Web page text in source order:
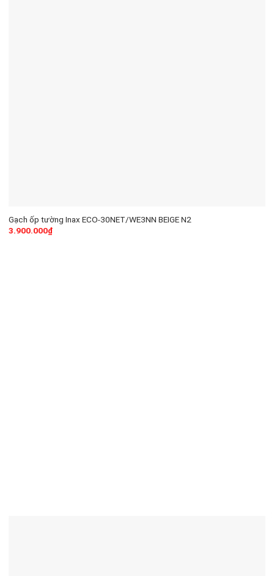
Gạch ốp tường Inax ECO-30NET/WE3NN BEIGE N2
3.900.000₫